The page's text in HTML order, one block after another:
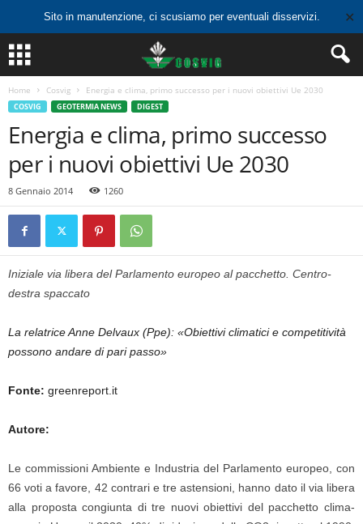
Sito in manutenzione, ci scusiamo per eventuali disservizi. ✕
Home Cosvig Energia e clima, primo successo per i nuovi obiettivi Ue 2030
COSVIG GEOTERMIA NEWS DIGEST
Energia e clima, primo successo
per i nuovi obiettivi Ue 2030
8 Gennaio 2014 1260
Iniziale via libera del Parlamento europeo al pacchetto. Centro-
destra spaccato
La relatrice Anne Delvaux (Ppe): «Obiettivi climatici e competitività
possono andare di pari passo»
Fonte: greenreport.it
Autore:
Le commissioni Ambiente e Industria del Parlamento europeo, con
66 voti a favore, 42 contrari e tre astensioni, hanno dato il via libera
alla proposta congiunta di tre nuovi obiettivi del pacchetto clima-